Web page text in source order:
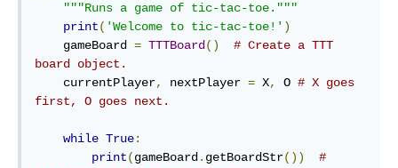
"""Runs a game of tic-tac-toe."""
print( 'Welcome to tic-tac-toe!' )
    gameBoard
= TTTBoard ()
# Create a TTT
board object.
    currentPlayer
, nextPlayer = X, O # X goes
first, O goes next.
while True:
print(gameBoard . getBoardStr())
#